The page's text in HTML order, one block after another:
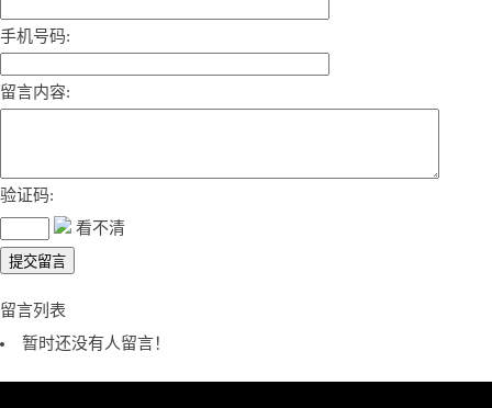
手机号码:
留言内容:
验证码:
看不清
留言列表
暂时还没有人留言！